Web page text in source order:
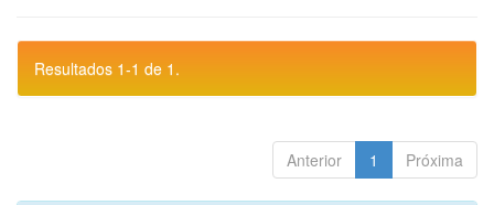
Resultados 1-1 de 1.
Anterior 1 Próxima